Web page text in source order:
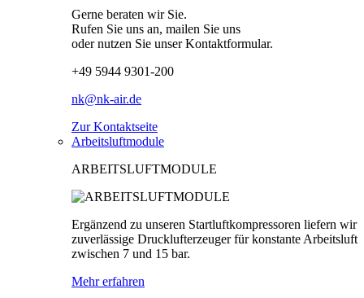
Gerne beraten wir Sie.
Rufen Sie uns an, mailen Sie uns
oder nutzen Sie unser Kontaktformular.
+49 5944 9301-200
nk@nk-air.de
Zur Kontaktseite
Arbeitsluftmodule
ARBEITSLUFTMODULE
Ergänzend zu unseren Startluftkompressoren liefern wir
zuverlässige Drucklufterzeuger für konstante Arbeitsluft
zwischen 7 und 15 bar.
Mehr erfahren